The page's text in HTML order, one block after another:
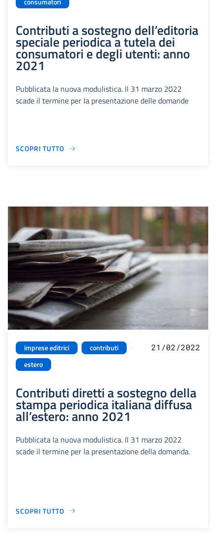
consumatori
Contributi a sostegno dell’editoria
speciale periodica a tutela dei
consumatori e degli utenti: anno
2021
Pubblicata la nuova modulistica. Il 31 marzo 2022
scade il termine per la presentazione delle domande
SCOPRI TUTTO
imprese editrici
contributi
estero
21/02/2022
Contributi diretti a sostegno della
stampa periodica italiana diffusa
all’estero: anno 2021
Pubblicata la nuova modulistica. Il 31 marzo 2022
scade il termine per la presentazione della domanda.
SCOPRI TUTTO